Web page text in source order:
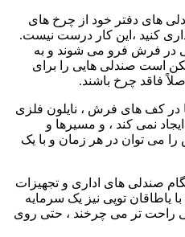
های دفتر خود از چرخ های
کنید ،این کار درست نیست.
در فرش فرو می شوند و به
است صندلی هایی را برای
فاقد چرخ باشند.
در کف های فرش ، نایلون فلزی
نمی کند ، و مسیرها و
می توان در هر زمان و با یک
صندلی های اداری و تجهیزات
یاطاقان توپی نیز یک سرمایه
راحت تر می چرخند ، حتی روی